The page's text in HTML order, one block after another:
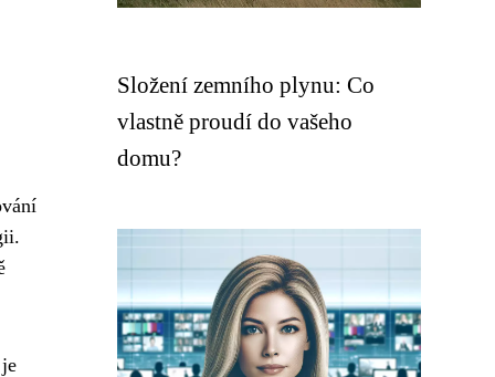
Složení zemního plynu: Co
vlastně proudí do vašeho
domu?